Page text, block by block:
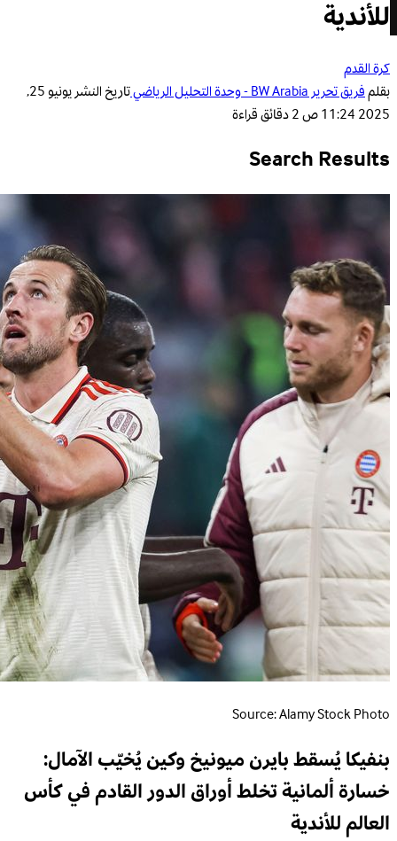
للأندية
كرة القدم
بقلمفريق تحرير BW Arabia - وحدة التحليل الرياضي تاريخ النشر
يونيو 25,
2025 11:24 ص
2 دقائق قراءة
Search Results
Source: Alamy Stock Photo
بنفيكا يُسقط بايرن ميونيخ وكين يُخيّب الآمال:
خسارة ألمانية تخلط أوراق الدور القادم في كأس
العالم للأندية